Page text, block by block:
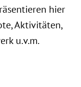
hier
Aktivitäten,
u.v.m.